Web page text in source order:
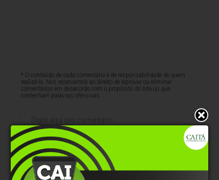
* O conteúdo de cada comentário é de responsabilidade de quem
realizá-lo. Nos reservamos ao direito de reprovar ou eliminar
comentários em desacordo com o propósito do site ou que
contenham palavras ofensivas.
Comentar